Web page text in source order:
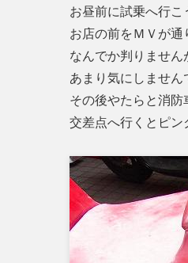
お昼前に試乗へ行こ
お店の前をＭＶが
なんでか判りませ
あまり気にしません
その後やたらと消防
交差点へ行くとピン